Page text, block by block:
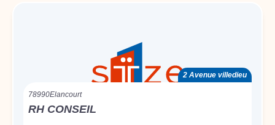
2 Avenue villedieu
78990Elancourt
RH CONSEIL